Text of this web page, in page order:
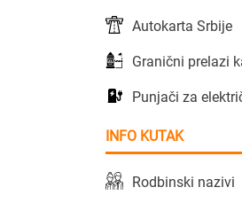
Autokarta Srbije
Granični prelazi
Punjači za
INFO KUTAK
Rodbinski nazivi